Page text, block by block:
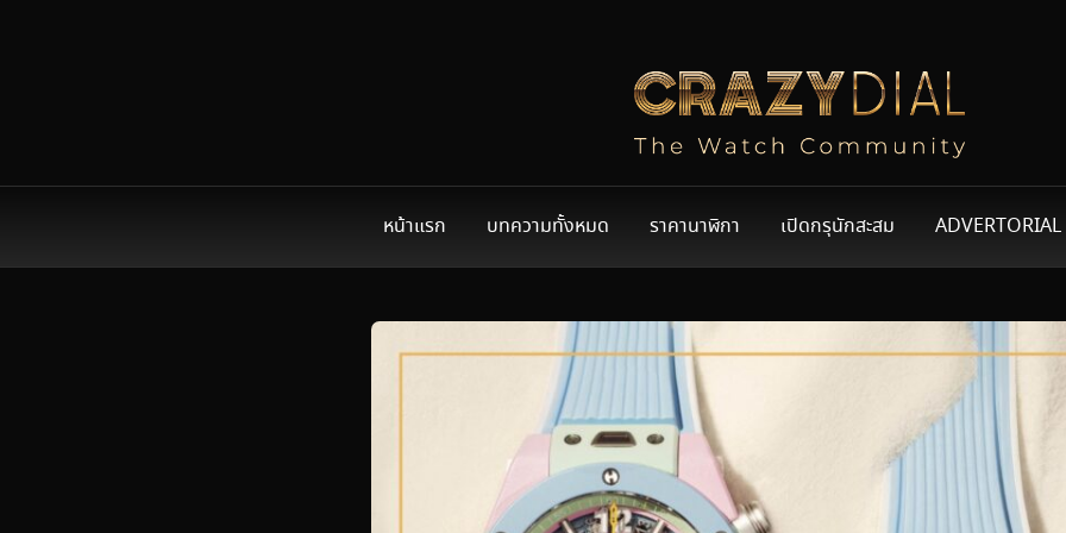
หน้าแรก บทความทั้งหมด ราคานาฬิกา เปิดกรุนักสะสม ADVERTORIAL